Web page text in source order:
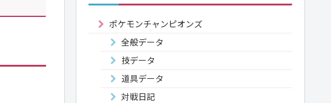
ポケモンチャンピオンズ
全般データ
技データ
道具データ
対戦日記